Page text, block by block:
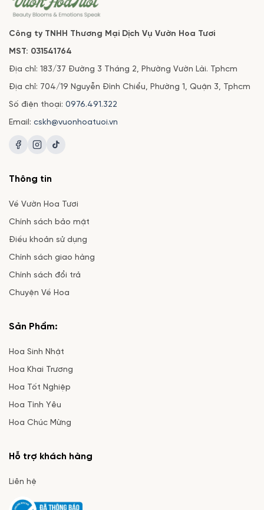
Công ty TNHH Thương Mại Dịch Vụ Vườn Hoa Tươi
MST: 031541764
Địa chỉ: 183/37 Đường 3 Tháng 2, Phường Vườn Lài. Tphcm
Địa chỉ: 704/19 Nguyễn Đình Chiểu, Phường 1, Quận 3, Tphcm
Số điện thoại: 0976.491.322
Email: cskh@vuonhoatuoi.vn
Thông tin
Về Vườn Hoa Tươi
Chính sách bảo mật
Điều khoản sử dụng
Chính sách giao hàng
Chính sách đổi trả
Chuyện Về Hoa
Sản Phẩm:
Hoa Sinh Nhật
Hoa Khai Trương
Hoa Tốt Nghiệp
Hoa Tình Yêu
Hoa Chúc Mừng
Hỗ trợ khách hàng
Liên hệ